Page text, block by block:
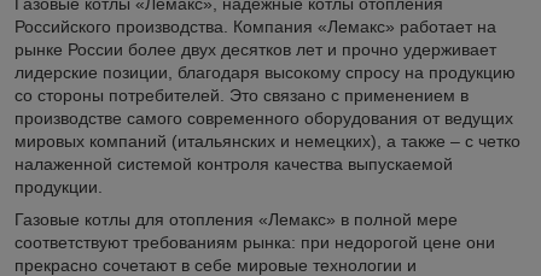
Российского производства. Компания «Лемакс» работает на
рынке России более двух десятков лет и прочно удерживает
лидерские позиции, благодаря высокому спросу на продукцию
со стороны потребителей. Это связано с применением в
производстве самого современного оборудования от ведущих
мировых компаний (итальянских и немецких), а также – с четко
налаженной системой контроля качества выпускаемой
продукции.
Газовые котлы для отопления «Лемакс» в полной мере
соответствуют требованиям рынка: при недорогой цене они
прекрасно сочетают в себе мировые технологии и